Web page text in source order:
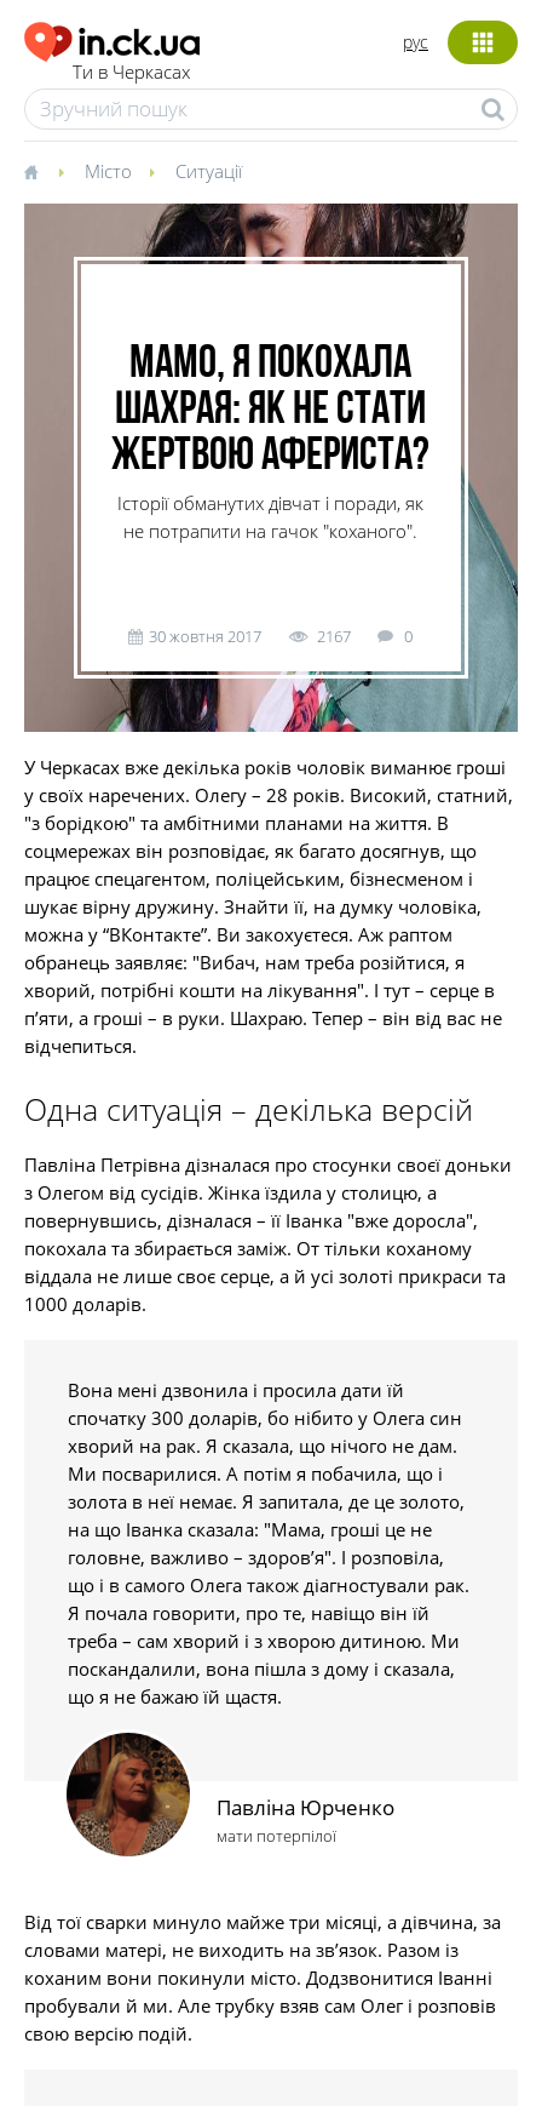
Ти в Черкасах
рус
Місто Ситуації
Мамо, я покохала
шахрая: як не стати
жертвою афериста?
Історії обманутих дівчат і поради, як
не потрапити на гачок "коханого".
30 жовтня 2017 2167 0
У Черкасах вже декілька років чоловік виманює гроші
у своїх наречених. Олегу – 28 років. Високий, статний,
"з борідкою" та амбітними планами на життя. В
соцмережах він розповідає, як багато досягнув, що
працює спецагентом, поліцейським, бізнесменом і
шукає вірну дружину. Знайти її, на думку чоловіка,
можна у “ВКонтакте”. Ви закохуєтеся. Аж раптом
обранець заявляє: "Вибач, нам треба розійтися, я
хворий, потрібні кошти на лікування". І тут – серце в
п’яти, а гроші – в руки. Шахраю. Тепер – він від вас не
відчепиться.
Одна ситуація – декілька версій
Павліна Петрівна дізналася про стосунки своєї доньки
з Олегом від сусідів. Жінка їздила у столицю, а
повернувшись, дізналася – її Іванка "вже доросла",
покохала та збирається заміж. От тільки коханому
віддала не лише своє серце, а й усі золоті прикраси та
1000 доларів.
Вона мені дзвонила і просила дати їй
спочатку 300 доларів, бо нібито у Олега син
хворий на рак. Я сказала, що нічого не дам.
Ми посварилися. А потім я побачила, що і
золота в неї немає. Я запитала, де це золото,
на що Іванка сказала: "Мама, гроші це не
головне, важливо – здоров’я". І розповіла,
що і в самого Олега також діагностували рак.
Я почала говорити, про те, навіщо він їй
треба – сам хворий і з хворою дитиною. Ми
поскандалили, вона пішла з дому і сказала,
що я не бажаю їй щастя.
Павліна Юрченко
мати потерпілої
Від тої сварки минуло майже три місяці, а дівчина, за
словами матері, не виходить на зв’язок. Разом із
коханим вони покинули місто. Додзвонитися Іванні
пробували й ми. Але трубку взяв сам Олег і розповів
свою версію подій.